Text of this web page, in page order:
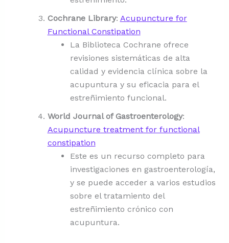
Cochrane Library: Acupuncture for
Functional Constipation
La Biblioteca Cochrane ofrece
revisiones sistemáticas de alta
calidad y evidencia clínica sobre la
acupuntura y su eficacia para el
estreñimiento funcional.
World Journal of Gastroenterology:
Acupuncture treatment for functional
constipation
Este es un recurso completo para
investigaciones en gastroenterología,
y se puede acceder a varios estudios
sobre el tratamiento del
estreñimiento crónico con
acupuntura.